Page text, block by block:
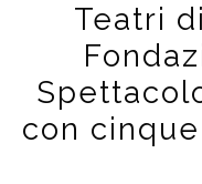
Teatri
con